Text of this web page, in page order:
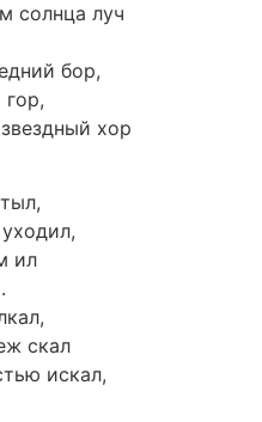
солнца луч
бор,
хор
ил
скал
искал,